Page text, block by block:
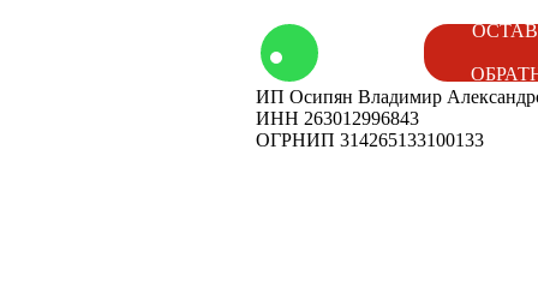
ИП Осипян Владимир
ИНН 263012996843
ОГРНИП 314265133100133